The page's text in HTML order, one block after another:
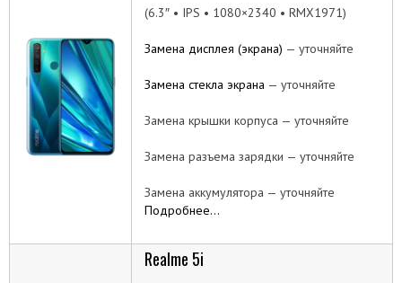
(6.3″ • IPS • 1080×2340 • RMX1971)
Замена дисплея (экрана) — уточняйте
Замена стекла экрана — уточняйте
Замена крышки корпуса — уточняйте
Замена разъема зарядки — уточняйте
Замена аккумулятора — уточняйте
Подробнее…
Realme 5i